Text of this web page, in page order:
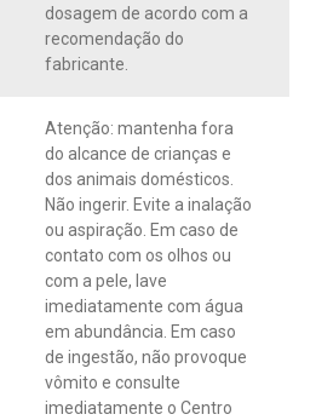
dosagem de acordo com a
recomendação do
fabricante.
Atenção: mantenha fora
do alcance de crianças e
dos animais domésticos.
Não ingerir. Evite a inalação
ou aspiração. Em caso de
contato com os olhos ou
com a pele, lave
imediatamente com água
em abundância. Em caso
de ingestão, não provoque
vômito e consulte
imediatamente o Centro